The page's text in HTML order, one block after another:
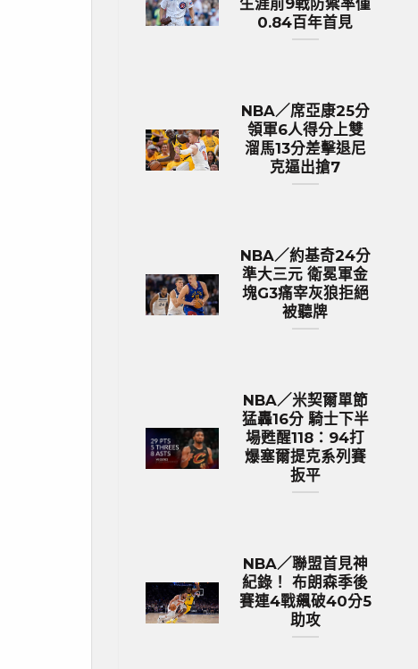
生涯前9戰防禦率僅
0.84百年首見
NBA／席亞康25分
領軍6人得分上雙
溜馬13分差擊退尼
克逼出搶7
NBA／約基奇24分
準大三元 衛冕軍金
塊G3痛宰灰狼拒絕
被聽牌
NBA／米契爾單節
猛轟16分 騎士下半
場甦醒118：94打
爆塞爾提克系列賽
扳平
NBA／聯盟首見神
紀錄！ 布朗森季後
賽連4戰飆破40分5
助攻